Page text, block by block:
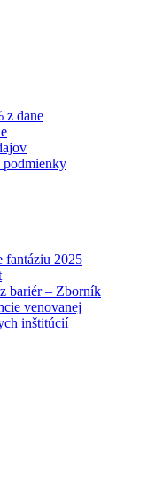
z dane
podmienky
fantáziu 2025
bariér – Zborník
venovanej
inštitúcií